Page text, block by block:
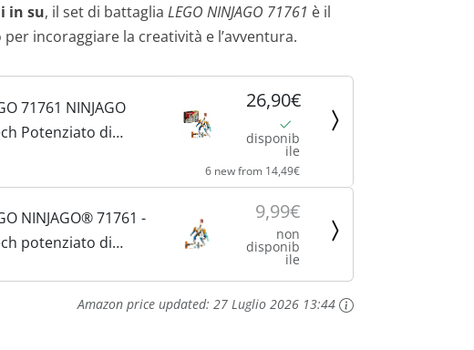
in su, il set di battaglia LEGO NINJAGO 71761 è il
incoraggiare la creatività e l’avventura.
71761 NINJAGO
Potenziato di
Bambini dai 6 Anni
e Banner da
26,90€
disponib
ile
6 new from 14,49€
NINJAGO® 71761 -
potenziato di
9,99€
non
disponib
ile
Amazon price updated: 27 Luglio 2026 13:44